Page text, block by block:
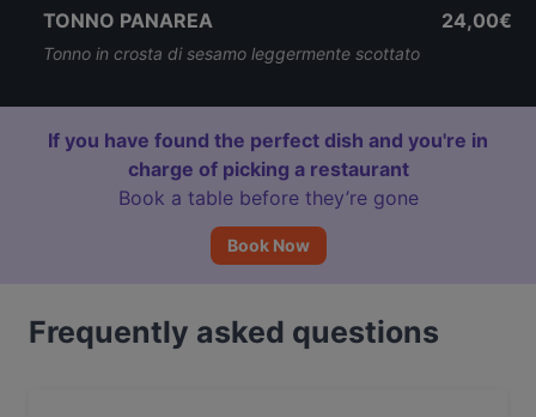
TONNO PANAREA
Tonno in crosta di sesamo leggermente scottato
24,00€
If you have found the perfect dish and you're in
charge of picking a restaurant
Book a table before they’re gone
Book Now
Frequently asked questions